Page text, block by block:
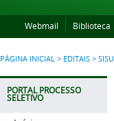
Webmail Biblioteca
PÁGINA INICIAL > EDITAIS > SISU
PORTAL PROCESSO
SELETIVO